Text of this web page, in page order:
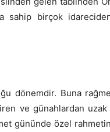
sahip birçok
dönemdir. Buna
ve günahlardan
gününde özel